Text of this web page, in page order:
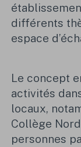
différents
espace
Le concept
activités
locaux,
Collège
personnes